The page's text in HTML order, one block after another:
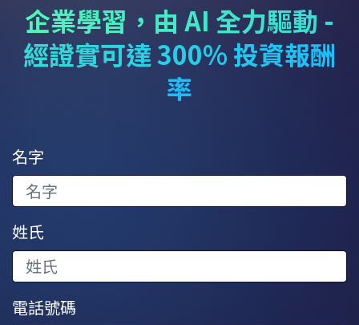
企業學習，由 AI 全力驅動 -
經證實可達 300% 投資報酬
率
名字
姓氏
電話號碼